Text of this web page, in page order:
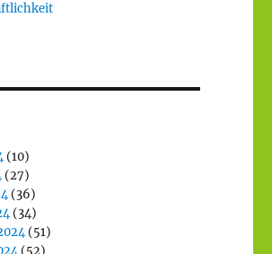
(10)
(27)
(36)
(34)
(51)